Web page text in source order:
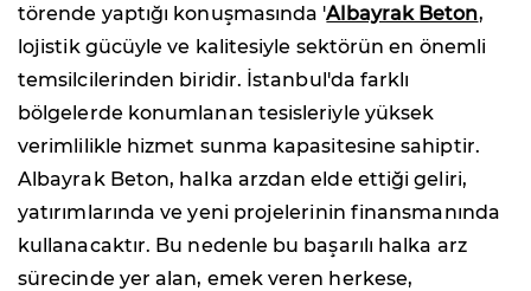
törende yaptığı konuşmasında 'Albayrak Beton,
lojistik gücüyle ve kalitesiyle sektörün en önemli
temsilcilerinden biridir. İstanbul'da farklı
bölgelerde konumlanan tesisleriyle yüksek
verimlilikle hizmet sunma kapasitesine sahiptir.
Albayrak Beton, halka arzdan elde ettiği geliri,
yatırımlarında ve yeni projelerinin finansmanında
kullanacaktır. Bu nedenle bu başarılı halka arz
sürecinde yer alan, emek veren herkese,